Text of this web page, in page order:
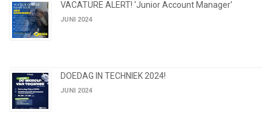
VACATURE ALERT! 'Junior Account Manager'
JUNI 2024
DOEDAG IN TECHNIEK 2024!
JUNI 2024